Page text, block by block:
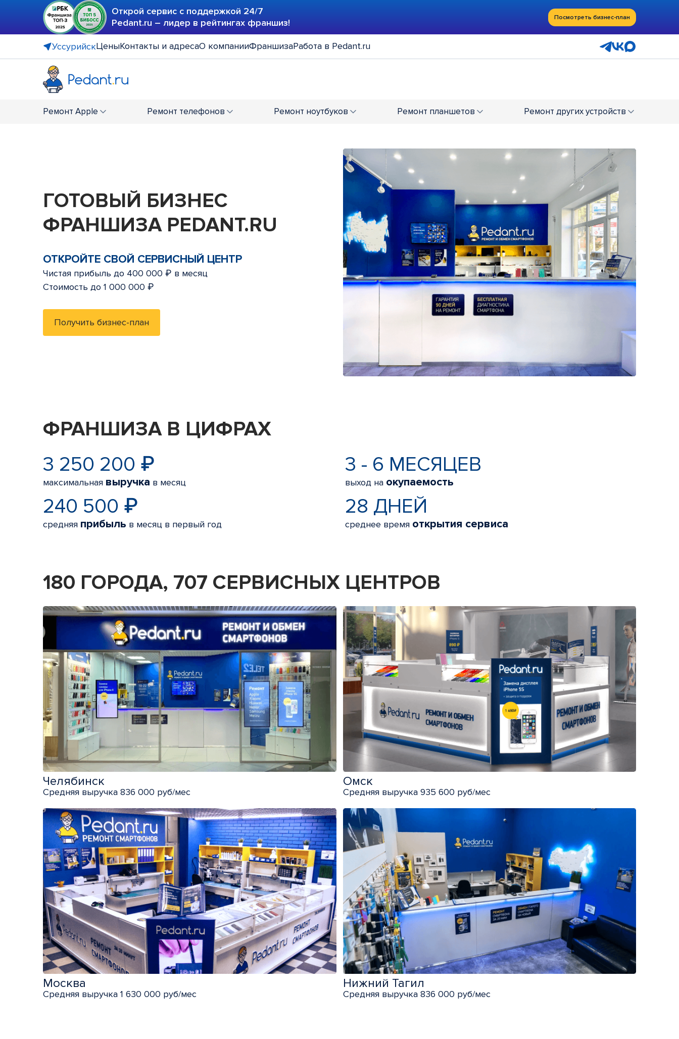
Открой сервис с поддержкой 24/7
Pedant.ru – лидер в рейтингах франшиз!
Посмотреть бизнес-план
УссурийскЦеныКонтакты и адресаО компанииФраншизаРабота в Pedant.ru
Ремонт Apple Ремонт телефонов Ремонт ноутбуков Ремонт планшетов Ремонт других устройств
ГОТОВЫЙ БИЗНЕС
ФРАНШИЗА PEDANT.RU
ОТКРОЙТЕ СВОЙ СЕРВИСНЫЙ ЦЕНТР
Чистая прибыль до 400 000 ₽ в месяц
Стоимость до 1 000 000 ₽
Получить бизнес-план
ФРАНШИЗА В ЦИФРАХ
3 250 200 ₽
максимальная выручка в месяц
3 - 6 МЕСЯЦЕВ
выход на окупаемость
240 500 ₽
средняя прибыль в месяц в первый год
28 ДНЕЙ
среднее время открытия сервиса
180 ГОРОДА, 707 СЕРВИСНЫХ ЦЕНТРОВ
Челябинск
Средняя выручка 836 000 руб/мес
Омск
Средняя выручка 935 600 руб/мес
Москва
Средняя выручка 1 630 000 руб/мес
Нижний Тагил
Средняя выручка 836 000 руб/мес